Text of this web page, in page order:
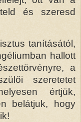
és szeresd
tanításától,
hallott
a
szeretetet
értjük,
belátjuk, hogy